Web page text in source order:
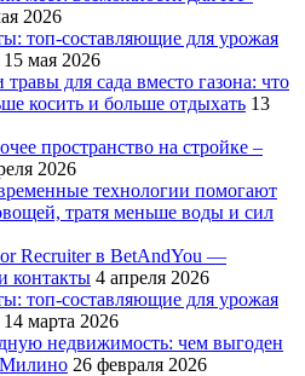
2026
топ‑составляющие для урожая
15 мая 2026
для сада вместо газона: что
косить и больше отдыхать 13
пространство на стройке –
2026
технологии помогают
тратя меньше воды и сил
Recruiter в BetAndYou —
контакты 4 апреля 2026
топ‑составляющие для урожая
14 марта 2026
недвижимость: чем выгоден
Милино 26 февраля 2026